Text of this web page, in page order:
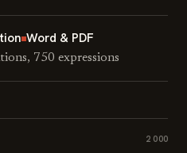
Word & PDF
750 expressions
2 000